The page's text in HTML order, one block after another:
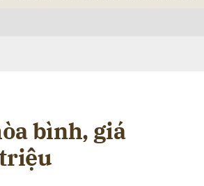
bình, giá